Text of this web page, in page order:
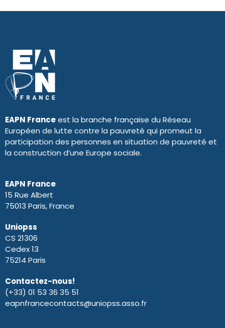
EAPN Franceest la branche française du Réseau
Européen de lutte contre la pauvreté qui promeut la
participation des personnes en situation de pauvreté et
la construction d’une Europe sociale.
EAPN France
15 Rue Albert
75013 Paris, France
Uniopss
CS 21306
Cedex 13
75214 Paris
Contactez-nous!
(+33) 01 53 36 35 51
eapnfrancecontacts@uniopss.asso.fr